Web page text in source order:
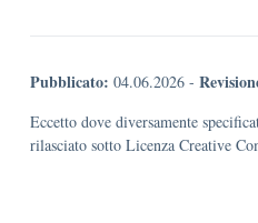
Pubblicato: 04.06.2026 -
Eccetto dove diversamente
rilasciato sotto Licenza Creative